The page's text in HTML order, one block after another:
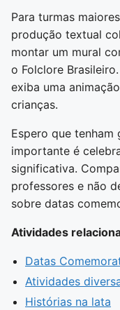
Para turmas
produção textual
montar um mural
o Folclore
exiba uma
crianças.
Espero que tenham
importante é
significativa.
professores e não
sobre datas
Atividades
Datas
Atividades
Histórias na lata